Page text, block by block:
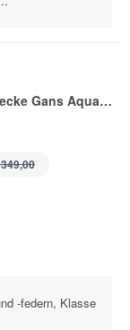
Daunen-Kassettendecke Gans Aqua Clean
-federn, Klasse